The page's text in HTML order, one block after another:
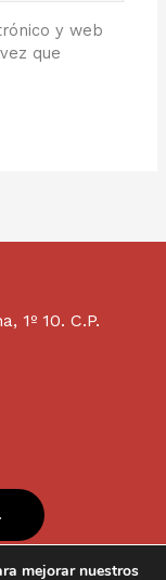
y web
que
1º 10. C.P.
mejorar nuestros